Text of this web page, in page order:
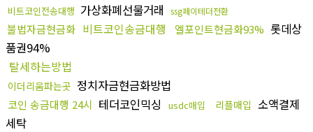
비트코인전송대행 가상화폐선물거래 ssg페이테더전환
불법자금현금화 비트코인송금대행 엘포인트현금화93% 롯데상
품권94%
탈세하는방법
이더리움파는곳 정치자금현금화방법
코인 송금대행 24시 테더코인믹싱 usdc매입 리플매입 소액결제
세탁